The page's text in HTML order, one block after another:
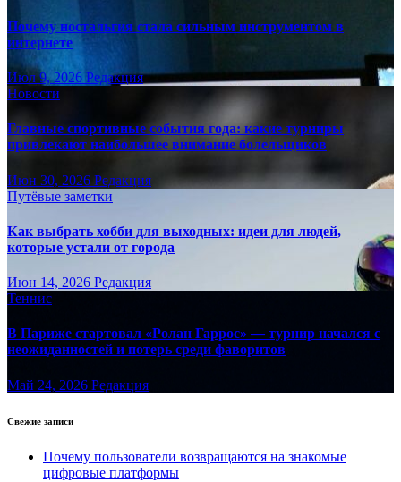
Почему ностальгия стала сильным инструментом в
интернете
Июл 9, 2026 Редакция
Новости
Главные спортивные события года: какие турниры
привлекают наибольшее внимание болельщиков
Июн 30, 2026 Редакция
Путёвые заметки
Как выбрать хобби для выходных: идеи для людей,
которые устали от города
Июн 14, 2026 Редакция
Теннис
В Париже стартовал «Ролан Гаррос» — турнир начался с
неожиданностей и потерь среди фаворитов
Май 24, 2026 Редакция
Свежие записи
Почему пользователи возвращаются на знакомые
цифровые платформы